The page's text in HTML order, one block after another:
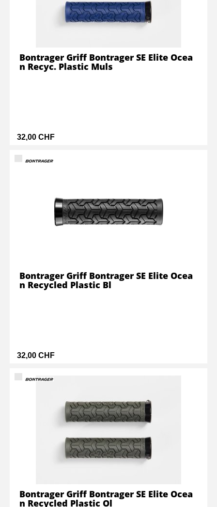
32,00 CHF
Bontrager Griff Bontrager SE Elite Ocea
n Recyc. Plastic Muls
32,00 CHF
Bontrager Griff Bontrager SE Elite Ocea
n Recycled Plastic Bl
Bontrager Griff Bontrager SE Elite Ocea
n Recycled Plastic Ol